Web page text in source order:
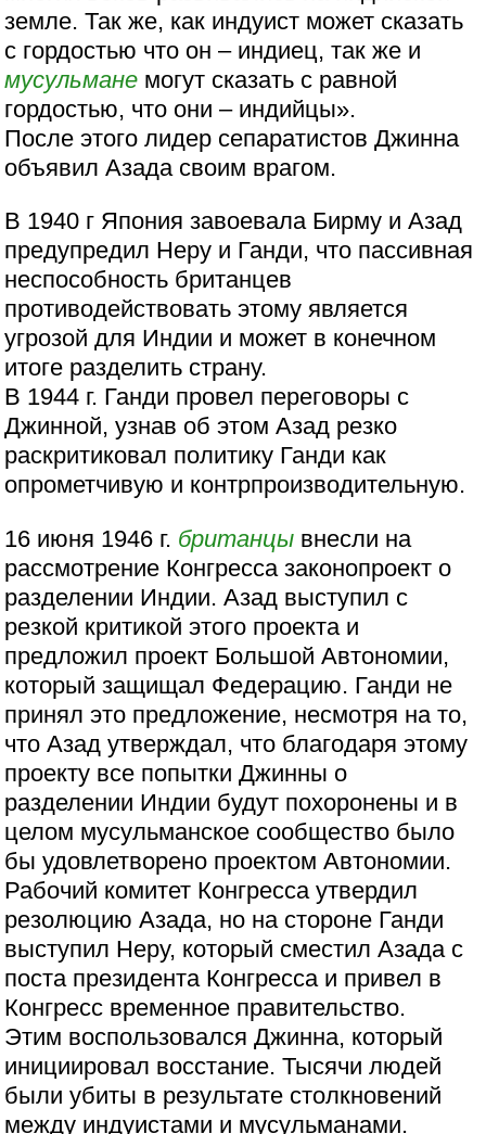
земле. Так же, как индуист может сказать
с гордостью что он – индиец, так же и
мусульмане могут сказать с равной
гордостью, что они – индийцы».
После этого лидер сепаратистов Джинна
объявил Азада своим врагом.
В 1940 г Япония завоевала Бирму и Азад
предупредил Неру и Ганди, что пассивная
неспособность британцев
противодействовать этому является
угрозой для Индии и может в конечном
итоге разделить страну.
В 1944 г. Ганди провел переговоры с
Джинной, узнав об этом Азад резко
раскритиковал политику Ганди как
опрометчивую и контрпроизводительную.
16 июня 1946 г. британцы внесли на
рассмотрение Конгресса законопроект о
разделении Индии. Азад выступил с
резкой критикой этого проекта и
предложил проект Большой Автономии,
который защищал Федерацию. Ганди не
принял это предложение, несмотря на то,
что Азад утверждал, что благодаря этому
проекту все попытки Джинны о
разделении Индии будут похоронены и в
целом мусульманское сообщество было
бы удовлетворено проектом Автономии.
Рабочий комитет Конгресса утвердил
резолюцию Азада, но на стороне Ганди
выступил Неру, который сместил Азада с
поста президента Конгресса и привел в
Конгресс временное правительство.
Этим воспользовался Джинна, который
инициировал восстание. Тысячи людей
были убиты в результате столкновений
между индуистами и мусульманами.